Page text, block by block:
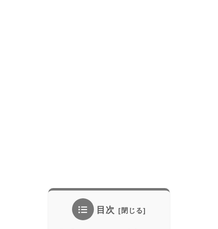
目次